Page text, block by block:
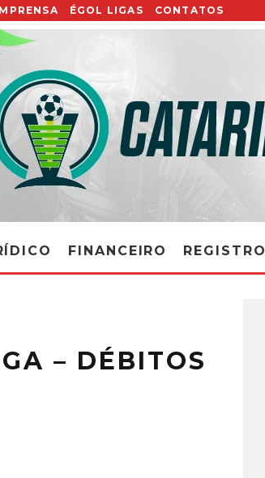
ÉGOL LIGAS CONTATOS
FINANCEIRO REGISTRO
– DÉBITOS